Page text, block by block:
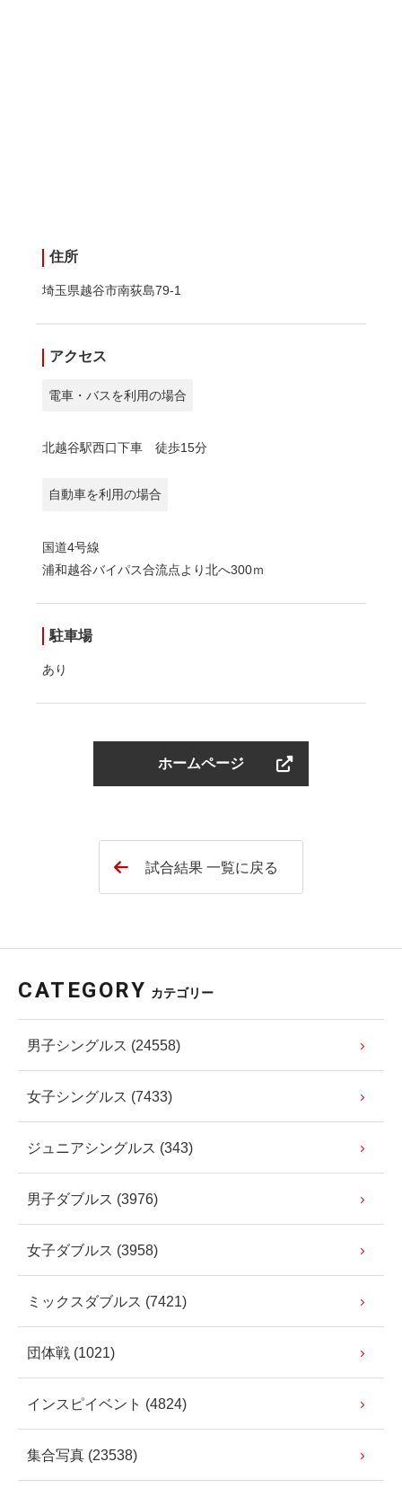
住所
埼玉県越谷市南荻島79-1
アクセス
電車・バスを利用の場合
北越谷駅西口下車 徒歩15分
自動車を利用の場合
国道4号線
浦和越谷バイパス合流点より北へ300ｍ
駐車場
あり
ホームページ
試合結果 一覧に戻る
CATEGORY カテゴリー
男子シングルス (24558)
女子シングルス (7433)
ジュニアシングルス (343)
男子ダブルス (3976)
女子ダブルス (3958)
ミックスダブルス (7421)
団体戦 (1021)
インスピイベント (4824)
集合写真 (23538)